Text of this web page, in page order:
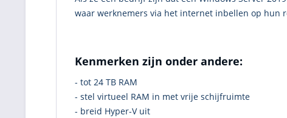
waar werknemers via het internet inbellen op hun
Kenmerken zijn onder andere:
- tot 24 TB RAM
- stel virtueel RAM in met vrije schijfruimte
- breid Hyper-V uit